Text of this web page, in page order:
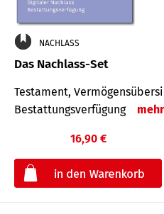
NACHLASS
Das Nachlass-Set
Testament,
Bestat­tungs­ver­fügung
mehr
16,90 €